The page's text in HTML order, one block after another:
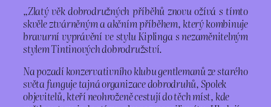
„Zlatý věk dobrodružných příběhů znovu ožívá s tímto
skvěle ztvárněným a akčním příběhem, který kombinuje
bravurní vyprávění ve stylu Kiplinga s nezaměnitelným
stylem Tintinových dobrodružství.
Na pozadí konzervativního klubu gentlemanů ze starého
světa funguje tajná organizace dobrodruhů, Spolek
objevitelů, kteří neohroženě cestují do těch míst, kde